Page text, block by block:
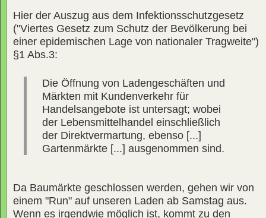
Hier der Auszug aus dem Infektionsschutzgesetz
("Viertes Gesetz zum Schutz der Bevölkerung bei
einer epidemischen Lage von nationaler Tragweite")
§1 Abs.3:
Die Öffnung von Ladengeschäften und
Märkten mit Kundenverkehr für
Handelsangebote ist untersagt; wobei
der Lebensmittelhandel einschließlich
der Direktvermartung, ebenso [...]
Gartenmärkte [...] ausgenommen sind.
Da Baumärkte geschlossen werden, gehen wir von
einem "Run" auf unseren Laden ab Samstag aus.
Wenn es irgendwie möglich ist, kommt zu den